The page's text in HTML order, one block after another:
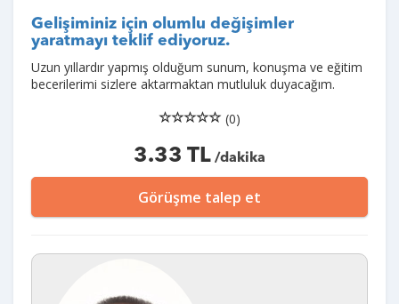
Gelişiminiz için olumlu değişimler
yaratmayı teklif ediyoruz.
Uzun yıllardır yapmış olduğum sunum, konuşma ve eğitim
becerilerimi sizlere aktarmaktan mutluluk duyacağım.
(0)
3.33 TL /dakika
Görüşme talep et